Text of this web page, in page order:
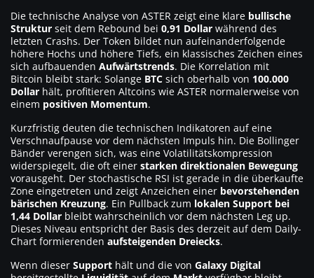
Die technische Analyse von ASTER zeigt eine klare bullische
Struktur seit dem Rebound bei 0,91 Dollar während des
letzten Crashs. Der Token bildet nun aufeinanderfolgende
höhere Hochs und höhere Tiefs, ein klassisches Zeichen eines
sich aufbauenden Aufwärtstrends. Die Korrelation mit
Bitcoin bleibt stark: Solange BTC sich oberhalb von 100.000
Dollar hält, profitieren Altcoins wie ASTER normalerweise von
einem positiven Momentum.
Kurzfristig deuten die technischen Indikatoren auf eine
Verschnaufpause vor dem nächsten Impuls hin. Die Bollinger
Bänder verengen sich, was eine Volatilitätskompression
widerspiegelt, die oft einer starken direktionalen Bewegung
vorausgeht. Der stochastische RSI ist gerade in die überkaufte
Zone eingetreten und zeigt Anzeichen einer bevorstehenden
bärischen Kreuzung. Ein Pullback zum lokalen Support bei
1,44 Dollar bleibt wahrscheinlich vor dem nächsten Leg up.
Dieses Niveau entspricht der Basis des derzeit auf dem Daily-
Chart formierenden aufsteigenden Dreiecks.
Wenn dieser Support hält und die von Galaxy Digital